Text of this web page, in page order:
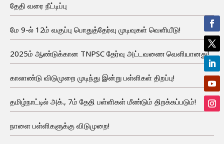
தேதி வரை நீட்டிப்பு
மே 9-ல் 12ம் வகுப்பு பொதுத்தேர்வு முடிவுகள் வெளியீடு!
2025ம் ஆண்டுக்கான TNPSC தேர்வு அட்டவணை வெளியானது!
காலாண்டு விடுமுறை முடிந்து இன்று பள்ளிகள் திறப்பு!
தமிழ்நாட்டில் அக்., 7ம் தேதி பள்ளிகள் மீண்டும் திறக்கப்படும்!
நாளை பள்ளிகளுக்கு விடுமுறை!